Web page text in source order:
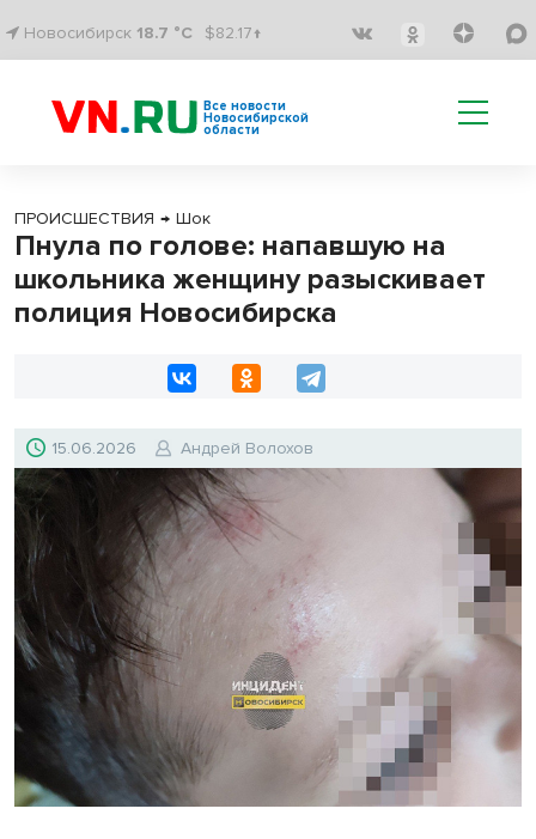
Новосибирск 18.7 °C $82.17↑
Все новости
Новосибирской
области
ПРОИСШЕСТВИЯ → Шок
Пнула по голове: напавшую на
школьника женщину разыскивает
полиция Новосибирска
15.06.2026 Андрей Волохов